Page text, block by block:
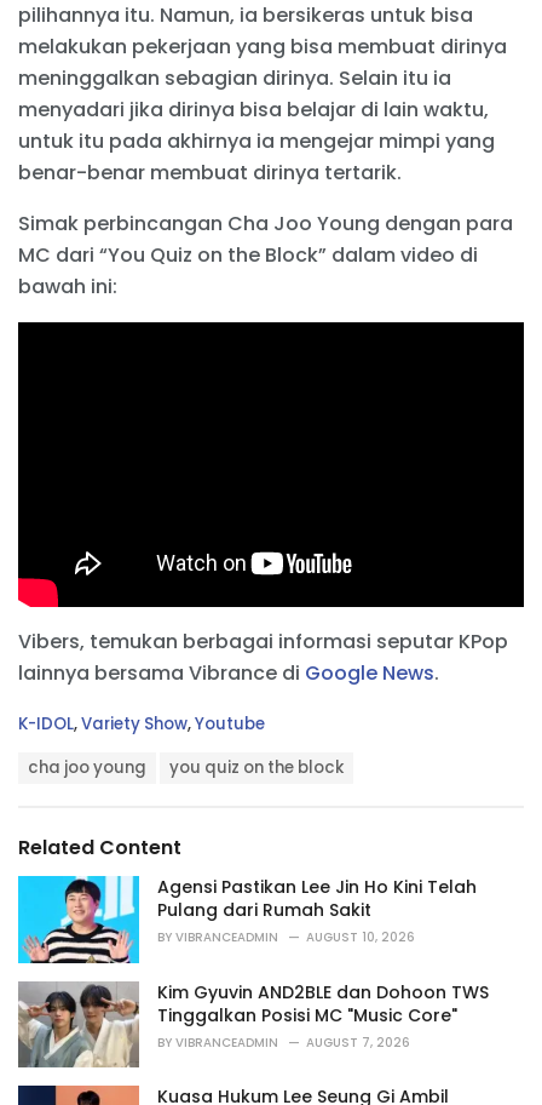
pilihannya itu. Namun, ia bersikeras untuk bisa
melakukan pekerjaan yang bisa membuat dirinya
meninggalkan sebagian dirinya. Selain itu ia
menyadari jika dirinya bisa belajar di lain waktu,
untuk itu pada akhirnya ia mengejar mimpi yang
benar-benar membuat dirinya tertarik.
Simak perbincangan Cha Joo Young dengan para
MC dari “You Quiz on the Block” dalam video di
bawah ini:
Vibers, temukan berbagai informasi seputar KPop
lainnya bersama Vibrance di Google News.
C
r
i
:
K-IDOL,Variety Show,Youtube
:
cha joo young you quiz on the block
Related Content
Agensi Pastikan Lee Jin Ho Kini Telah
Pulang dari Rumah Sakit
BY VIBRANCEADMIN AUGUST 10, 2026
Kim Gyuvin AND2BLE dan Dohoon TWS
Tinggalkan Posisi MC "Music Core"
BY VIBRANCEADMIN AUGUST 7, 2026
Kuasa Hukum Lee Seung Gi Ambil